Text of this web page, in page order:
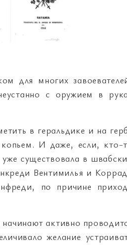
для многих
с оружием в
в геральдике и на
И даже, если, кто-
существовала в
Вентимилья и
по причине
активно
желание